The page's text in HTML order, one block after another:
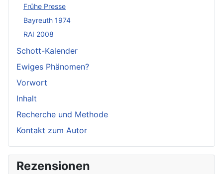
Frühe Presse
Bayreuth 1974
RAI 2008
Schott-Kalender
Ewiges Phänomen?
Vorwort
Inhalt
Recherche und Methode
Kontakt zum Autor
Rezensionen